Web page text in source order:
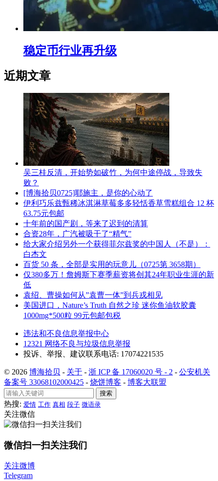
稳定币行业再升级
近期文章
吴三桂反清，开始势如破竹，为何中途停战，导致失
败？
[博海拾贝0725]耶施主，是你的心动了
伊利巧乐兹甄稀冰淇淋草莓多多轻恬香草雪糕组合 12 杯
63.75元包邮
十年前的国产剧，等来了迟到的清算
合资28年，广汽被吸干了“精气”
给大家介绍另外一个获得菲尔兹奖的中国人（不是）：
白杰文
百货 50 条，全部是实用的玩意儿（0725第 3658期）
仅380多万！詹姆斯下赛季薪资将创其24年职业生涯的新
低
袁绍、曹操如何从”袁曹一体”到兵戎相见
美国进口，Nature’s Truth 自然之珍 迷你鱼油软胶囊
1000mg*500粒 99元包邮包税
违法和不良信息举报中心
12321 网络不良与垃圾信息举报
投诉、举报、建议联系电话: 17074221535
© 2026 博海拾贝 - 关于 - 浙 ICP 备 17060020 号 - 2 - 公安机关
备案号 33068102000425 - 烧饼博客 - 博客大联盟
搜索
热搜: 爱情 工作 真相 段子 微语录
关注微信
微信扫一扫关注我们
关注微博
Telegram